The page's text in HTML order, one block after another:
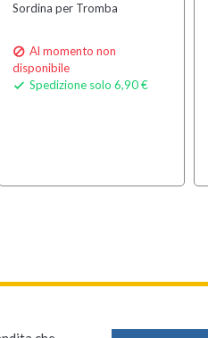
Sordina per Tromba
 Al momento non
disponibile
 Spedizione solo 6,90 €